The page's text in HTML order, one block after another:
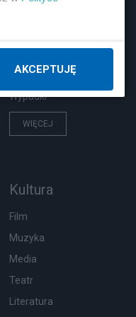
Ekologia
Wypadki
WIĘCEJ
Kultura
Film
Muzyka
Media
Teatr
Literatura
AKCEPTUJĘ